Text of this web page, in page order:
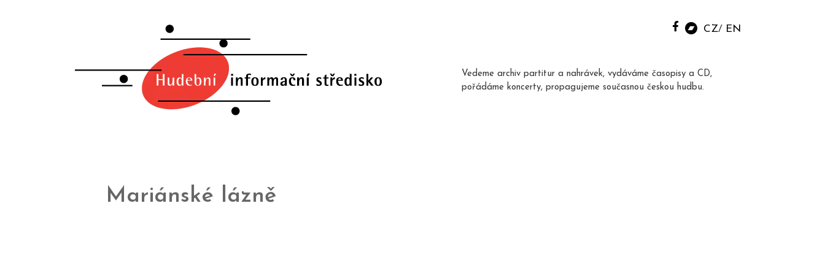
CZ EN
Vedeme archiv partitur a nahrávek, vydáváme časopisy a CD,
pořádáme koncerty, propagujeme současnou českou hudbu.
Mariánské lázně